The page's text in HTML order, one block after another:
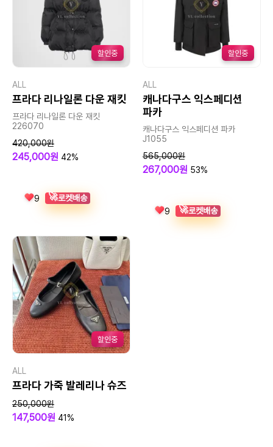
할인중
ALL
프라다 리나일론 다운 재킷
프라다 리나일론 다운 재킷
226070
420,000원
245,000원 42%
9 🚀로켓배송
할인중
ALL
캐나다구스 익스페디션
파카
캐나다구스 익스페디션 파카
J1055
565,000원
267,000원 53%
9 🚀로켓배송
할인중
ALL
프라다 가죽 발레리나 슈즈
250,000원
147,500원 41%